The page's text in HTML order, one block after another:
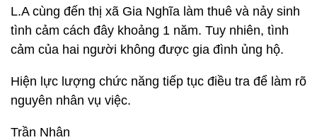
L.A cùng đến thị xã Gia Nghĩa làm thuê và nảy sinh
tình cảm cách đây khoảng 1 năm. Tuy nhiên, tình
cảm của hai người không được gia đình ủng hộ.
Hiện lực lượng chức năng tiếp tục điều tra để làm rõ
nguyên nhân vụ việc.
Trần Nhân